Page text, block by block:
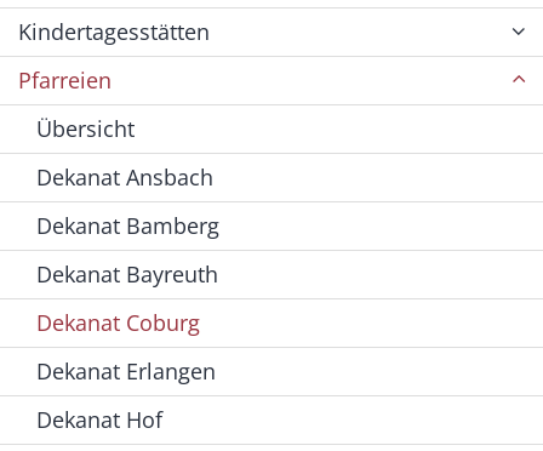
Kindertagesstätten
Pfarreien
Übersicht
Dekanat Ansbach
Dekanat Bamberg
Dekanat Bayreuth
Dekanat Coburg
Dekanat Erlangen
Dekanat Hof